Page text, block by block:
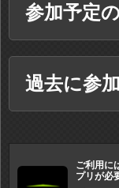
参加予定
過去に参
ご利用に
プリが必